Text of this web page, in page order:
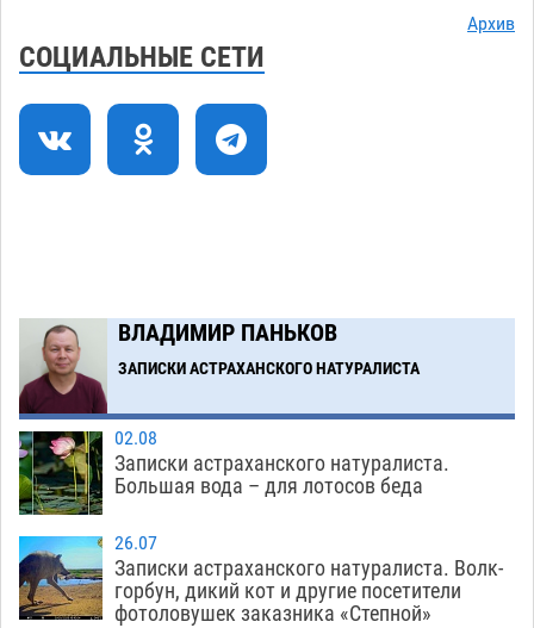
Астраханский котлован с мусором угрожает
плодородию Харабалинского района
16:24
Игорь Редькин проинспектировал
коммунальную готовность астраханского
астраханской логистической компании в 400
тысяч рублей
Архив
СОЦИАЛЬНЫЕ СЕТИ
ВЛАДИМИР ПАНЬКОВ
ЗАПИСКИ АСТРАХАНСКОГО НАТУРАЛИСТА
02.08
Записки астраханского натуралиста.
Большая вода – для лотосов беда
26.07
Записки астраханского натуралиста. Волк-
горбун, дикий кот и другие посетители
фотоловушек заказника «Степной»